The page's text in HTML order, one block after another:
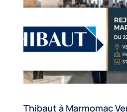
Thibaut à Marmomac